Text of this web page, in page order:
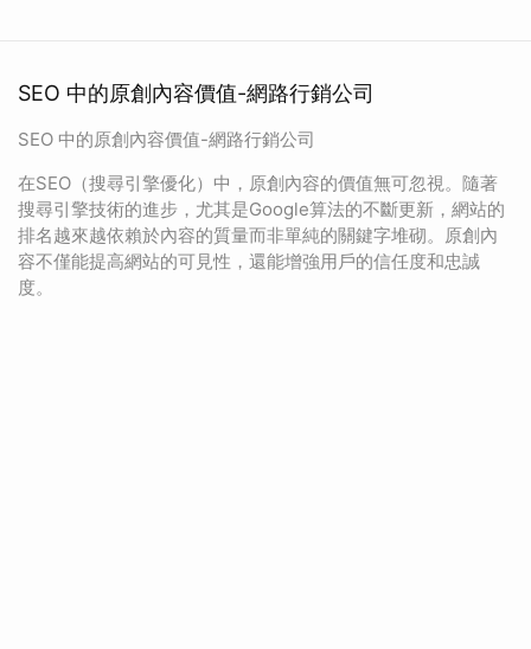
SEO 中的原創內容價值-網路行銷公司
SEO 中的原創內容價值-網路行銷公司
在SEO（搜尋引擎優化）中，原創內容的價值無可忽視。隨著
搜尋引擎技術的進步，尤其是Google算法的不斷更新，網站的
排名越來越依賴於內容的質量而非單純的關鍵字堆砌。原創內
容不僅能提高網站的可見性，還能增強用戶的信任度和忠誠
度。